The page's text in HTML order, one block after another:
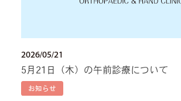
2026/05/21
5月21日（木）の午前診療について
お知らせ